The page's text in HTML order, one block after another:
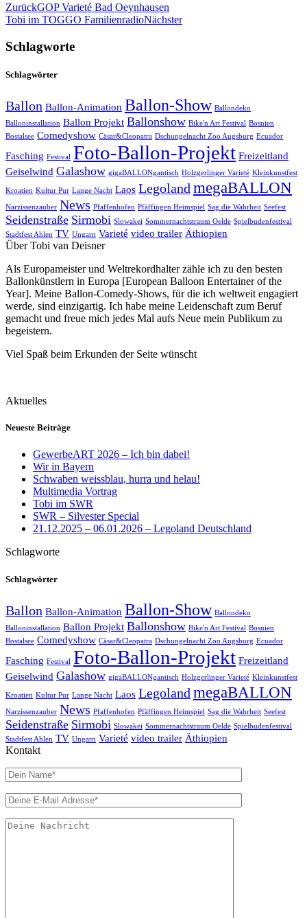
ZurückGOP Varieté Bad Oeynhausen
Tobi im TOGGO FamilienradioNächster
Schlagworte
Schlagwörter
Ballon Ballon-Animation Ballon-Show Ballondeko
Balloninstallation Ballon Projekt Ballonshow Bike'n Art Festival Bosnien
Bostalsee Comedyshow Cäsar&Cleopatra Dschungelnacht Zoo Augsburg Ecuador
Fasching Festival Foto-Ballon-Projekt Freizeitland
Geiselwind Galashow gigaBALLONgantisch Holzgerlinger Varieté Kleinkunstfest
Kroatien Kultur Pur Lange Nacht Laos Legoland megaBALLON
Narzissenzauber News Pfaffenhofen Pfäffingen Heimspiel Sag die Wahrheit Seefest
Seidenstraße Sirmobi Slowakei Sommernachtstraum Oelde Spielbudenfestival
Stadtfest Ahlen TV Ungarn Varieté video trailer Äthiopien
Über Tobi van Deisner
Als Europameister und Weltrekordhalter zähle ich zu den besten
Ballonkünstlern in Europa [European Balloon Entertainer of the
Year]. Meine Ballon-Comedy-Shows, für die ich weltweit engagiert
werde, sind einzigartig. Ich habe meine Leidenschaft zum Beruf
gemacht und freue mich jedes Mal aufs Neue mein Publikum zu
begeistern.
Viel Spaß beim Erkunden der Seite wünscht
Aktuelles
Neueste Beiträge
GewerbeART 2026 – Ich bin dabei!
Wir in Bayern
Schwaben weissblau, hurra und helau!
Multimedia Vortrag
Tobi im SWR
SWR – Silvester Special
21.12.2025 – 06.01.2026 – Legoland Deutschland
Schlagworte
Schlagwörter
Ballon Ballon-Animation Ballon-Show Ballondeko
Balloninstallation Ballon Projekt Ballonshow Bike'n Art Festival Bosnien
Bostalsee Comedyshow Cäsar&Cleopatra Dschungelnacht Zoo Augsburg Ecuador
Fasching Festival Foto-Ballon-Projekt Freizeitland
Geiselwind Galashow gigaBALLONgantisch Holzgerlinger Varieté Kleinkunstfest
Kroatien Kultur Pur Lange Nacht Laos Legoland megaBALLON
Narzissenzauber News Pfaffenhofen Pfäffingen Heimspiel Sag die Wahrheit Seefest
Seidenstraße Sirmobi Slowakei Sommernachtstraum Oelde Spielbudenfestival
Stadtfest Ahlen TV Ungarn Varieté video trailer Äthiopien
Kontakt